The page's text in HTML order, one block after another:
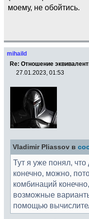
моему, не обойтись.
mihaild
Re: Отношение
27.01.2023, 01:53
Vladimir Pliassov в
Тут я уже понял, что
конечно, можно,
комбинаций
возможные
помощью